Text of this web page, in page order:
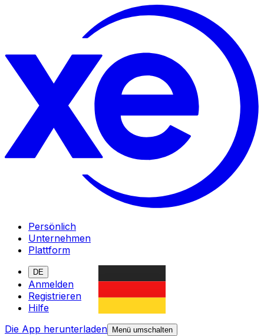
Persönlich
Unternehmen
Plattform
DE
Anmelden
Registrieren
Hilfe
Die App herunterladen
Menü umschalten